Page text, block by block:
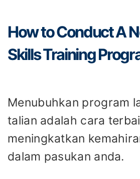
How to Conduct A
Skills Training
Menubuhkan program
talian adalah cara
meningkatkan
dalam pasukan anda.